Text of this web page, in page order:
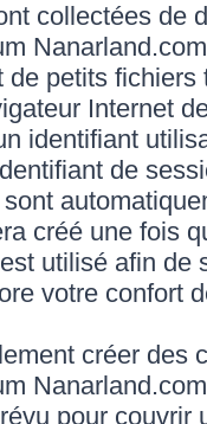
collectées de
de petits
Internet
identifiant
de
créé une fois
utilisé afin
votre confort
créer des
pour